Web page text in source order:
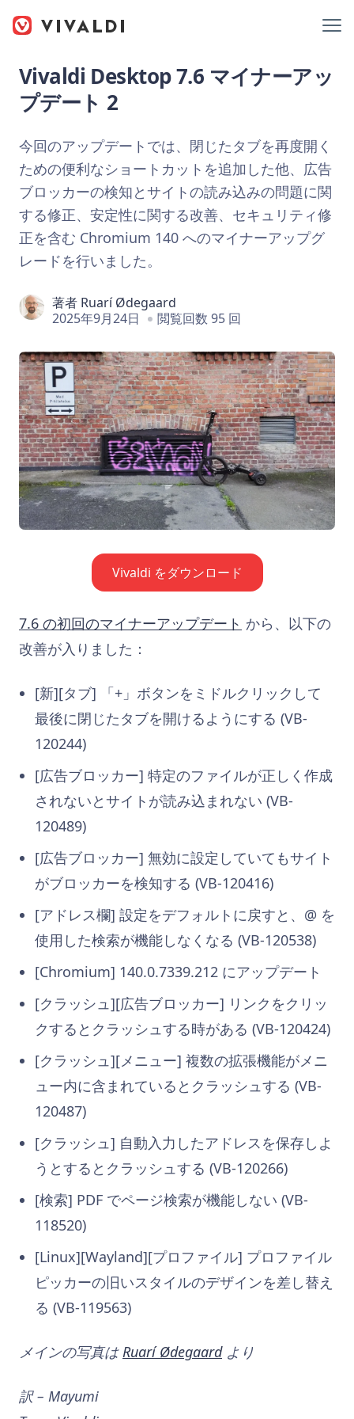
Vivaldi Desktop 7.6 マイナーアッ
プデート 2
今回のアップデートでは、閉じたタブを再度開く
ための便利なショートカットを追加した他、広告
ブロッカーの検知とサイトの読み込みの問題に関
する修正、安定性に関する改善、セキュリティ修
正を含む Chromium 140 へのマイナーアップグ
レードを行いました。
著者 Ruarí Ødegaard
2025年9月24日
閲覧回数 95 回
Vivaldi をダウンロード
7.6 の初回のマイナーアップデート から、以下の
改善が入りました：
[新][タブ] 「+」ボタンをミドルクリックして
最後に閉じたタブを開けるようにする (VB-
120244)
[広告ブロッカー] 特定のファイルが正しく作成
されないとサイトが読み込まれない (VB-
120489)
[広告ブロッカー] 無効に設定していてもサイト
がブロッカーを検知する (VB-120416)
[アドレス欄] 設定をデフォルトに戻すと、@ を
使用した検索が機能しなくなる (VB-120538)
[Chromium] 140.0.7339.212 にアップデート
[クラッシュ][広告ブロッカー] リンクをクリッ
クするとクラッシュする時がある (VB-120424)
[クラッシュ][メニュー] 複数の拡張機能がメニ
ュー内に含まれているとクラッシュする (VB-
120487)
[クラッシュ] 自動入力したアドレスを保存しよ
うとするとクラッシュする (VB-120266)
[検索] PDF でページ検索が機能しない (VB-
118520)
[Linux][Wayland][プロファイル] プロファイル
ピッカーの旧いスタイルのデザインを差し替え
る (VB-119563)
メインの写真は Ruarí Ødegaardより
訳 – Mayumi